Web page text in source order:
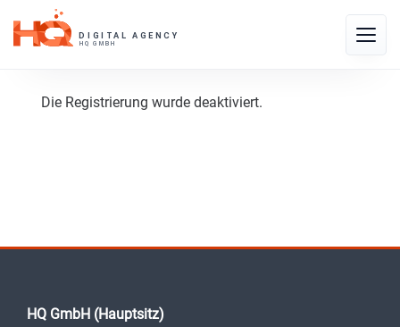
Toggle
Die Registrierung wurde deaktiviert.
HQ GmbH (Hauptsitz)